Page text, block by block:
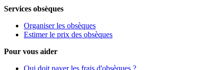
Services obsèques
Organiser les obsèques
Estimer le prix des obsèques
Pour vous aider
Qui doit payer les frais d'obsèques ?